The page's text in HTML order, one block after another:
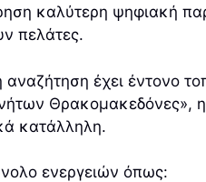
καλύτερη ψηφιακή
πελάτες.
έχει έντονο
Θρακομακεδόνες»,
κατάλληλη.
ενεργειών όπως: